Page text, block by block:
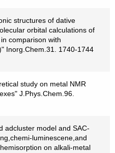
structures of dative
orbital calculations of
comparison with
Inorg.Chem.31. 1740-1744
study on metal NMR
J.Phys.Chem.96.
adcluster model and SAC-
luminescene,and
on alkali-metal